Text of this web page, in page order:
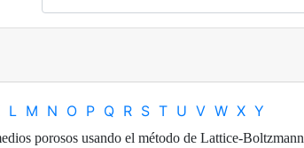
L M N O P Q R S T U V W X Y
porosos usando el método de Lattice-Boltzmann